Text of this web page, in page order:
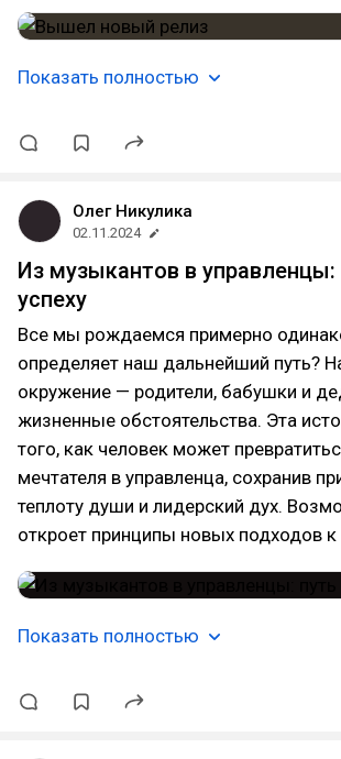
Показать полностью
Олег Никулика
02.11.2024
Из музыкантов в управленцы:
успеху
Все мы рождаемся примерно
определяет наш дальнейший путь?
окружение — родители, бабушки и
жизненные обстоятельства. Эта
того, как человек может
мечтателя в управленца, сохранив
теплоту души и лидерский дух.
откроет принципы новых подходов
Показать полностью